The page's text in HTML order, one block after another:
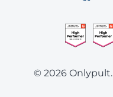
© 2026 Onlypult.